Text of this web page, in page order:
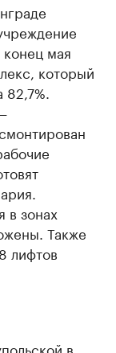
мая
который
в зонах
Также
лифтов
в